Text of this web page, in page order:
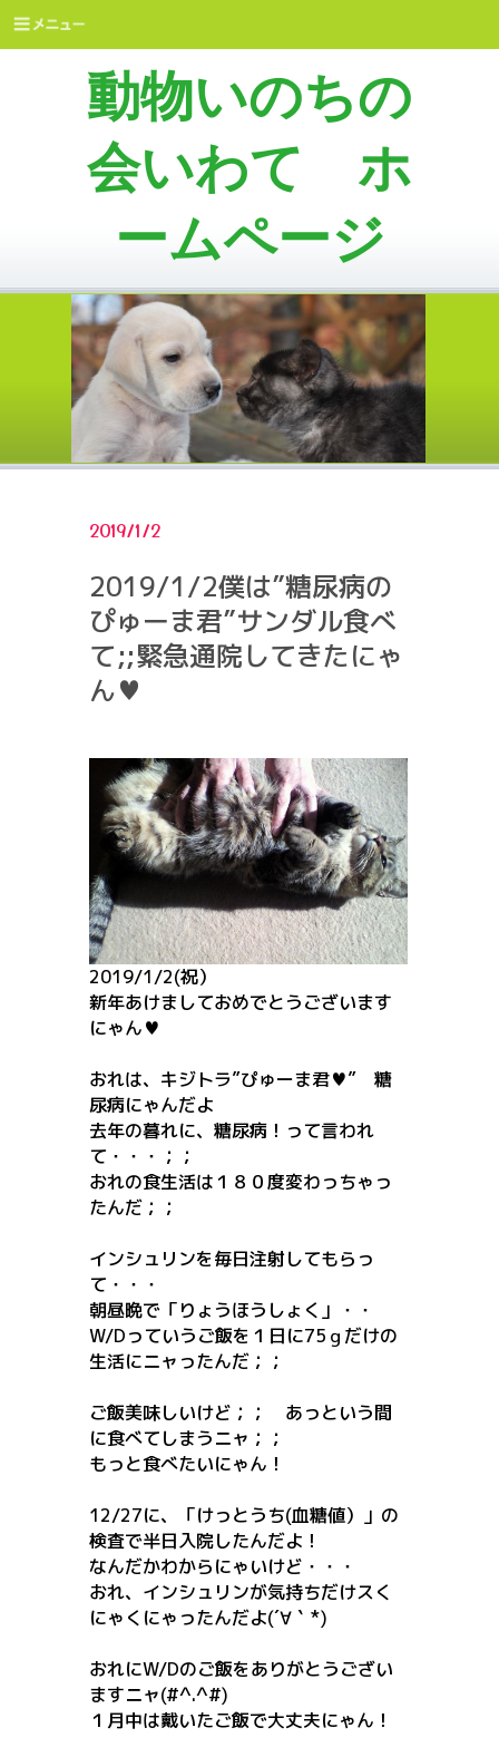
動物いのちの
会いわて ホ
ームページ
2019/1/2
2019/1/2僕は”糖尿病の
ぴゅーま君”サンダル食べ
て;;緊急通院してきたにゃ
ん♥
2019/1/2(祝）
新年あけましておめでとうございます
にゃん♥
おれは、キジトラ”ぴゅーま君♥” 糖
尿病にゃんだよ
去年の暮れに、糖尿病！って言われ
て・・・；；
おれの食生活は１８０度変わっちゃっ
たんだ；；
インシュリンを毎日注射してもらっ
て・・・
朝昼晩で「りょうほうしょく」・・
W/Dっていうご飯を１日に75ｇだけの
生活にニャったんだ；；
ご飯美味しいけど；； あっという間
に食べてしまうニャ；；
もっと食べたいにゃん！
12/27に、「けっとうち(血糖値）」の
検査で半日入院したんだよ！
なんだかわからにゃいけど・・・
おれ、インシュリンが気持ちだけスく
にゃくにゃったんだよ(´∀｀*)
おれにW/Dのご飯をありがとうござい
ますニャ(#^.^#)
１月中は戴いたご飯で大丈夫にゃん！